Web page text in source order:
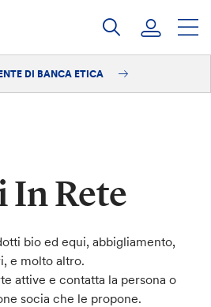
DI BANCA ETICA
In Rete
bio ed equi, abbigliamento,
e molto altro.
attive e contatta la persona o
socia che le propone.